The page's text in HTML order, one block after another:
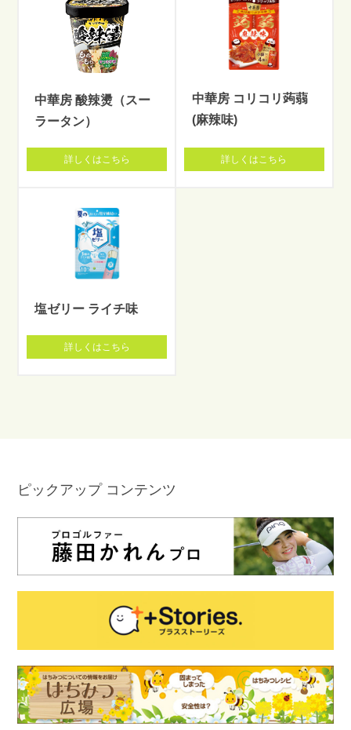
中華房 酸辣燙（スー
ラータン）
詳しくはこちら
中華房 コリコリ蒟蒻
(麻辣味)
詳しくはこちら
塩ゼリー ライチ味
詳しくはこちら
ピックアップ コンテンツ